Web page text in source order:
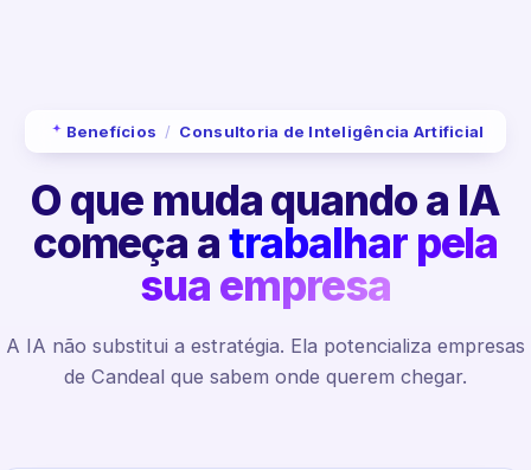
Benefícios / Consultoria de Inteligência Artificial
O que muda quando a IA
começa atrabalhar pela
sua empresa
A IA não substitui a estratégia. Ela potencializa empresas
de Candeal que sabem onde querem chegar.